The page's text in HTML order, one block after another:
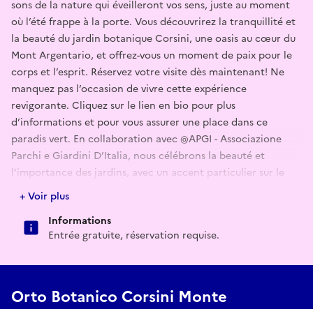
sons de la nature qui éveilleront vos sens, juste au moment
où l’été frappe à la porte. Vous découvrirez la tranquillité et
la beauté du jardin botanique Corsini, une oasis au cœur du
Mont Argentario, et offrez-vous un moment de paix pour le
corps et l’esprit. Réservez votre visite dès maintenant! Ne
manquez pas l’occasion de vivre cette expérience
revigorante. Cliquez sur le lien en bio pour plus
d’informations et pour vous assurer une place dans ce
paradis vert. En collaboration avec @APGI - Associazione
Parchi e Giardini D’Italia, nous célébrons la beauté et
l’importance des jardins, avec un accent particulier sur le
thème de l’année : "les cinq sens dans le jardin".
#OrtoBotanicoCorsini
#GiardiniItaliani #APGI
#Nature #DeiSensi le réveil
+ Voir plus
Informations
Entrée gratuite, réservation requise.
Orto Botanico Corsini Monte